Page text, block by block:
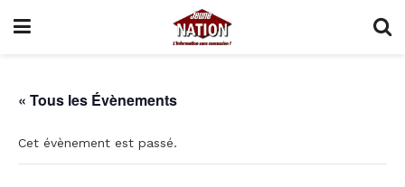
« Tous les Évènements
Cet évènement est passé.